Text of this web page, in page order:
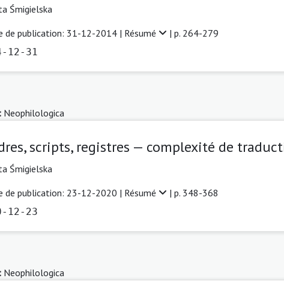
Śmigielska
de publication: 31-12-2014 | Résumé | p. 264-279
12-31
Neophilologica
scripts, registres — complexité de
Śmigielska
de publication: 23-12-2020 | Résumé | p. 348-368
12-23
Neophilologica